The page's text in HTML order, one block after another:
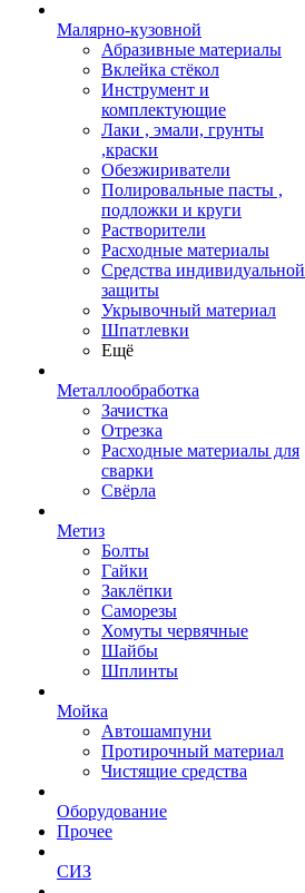
Малярно-кузовной
Абразивные материалы
Вклейка стёкол
Инструмент и
комплектующие
Лаки , эмали, грунты
,краски
Обезжириватели
Полировальные пасты ,
подложки и круги
Растворители
Расходные материалы
Средства индивидуальной
защиты
Укрывочный материал
Шпатлевки
Ещё
Металлообработка
Зачистка
Отрезка
Расходные материалы для
сварки
Свёрла
Метиз
Болты
Гайки
Заклёпки
Саморезы
Хомуты червячные
Шайбы
Шплинты
Мойка
Автошампуни
Протирочный материал
Чистящие средства
Оборудование
Прочее
СИЗ